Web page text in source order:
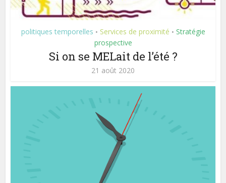
politiques temporelles • Services de proximité • Stratégie
prospective
Si on se MELait de l’été ?
21 août 2020